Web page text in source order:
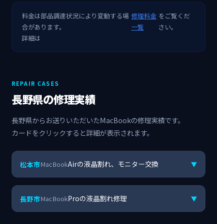
料金は部品調達状況により変動する場
合があります。
詳細は
修理料金
一覧
をご覧くだ
さい。
REPAIR CASES
長野県の修理実績
長野県からお送りいただいたMacBookの修理実績です。
カードをクリックすると詳細が表示されます。
松本市MacBookAirの液晶割れ、モニター交換 ▼
長野市MacBookProの液晶割れ修理 ▼